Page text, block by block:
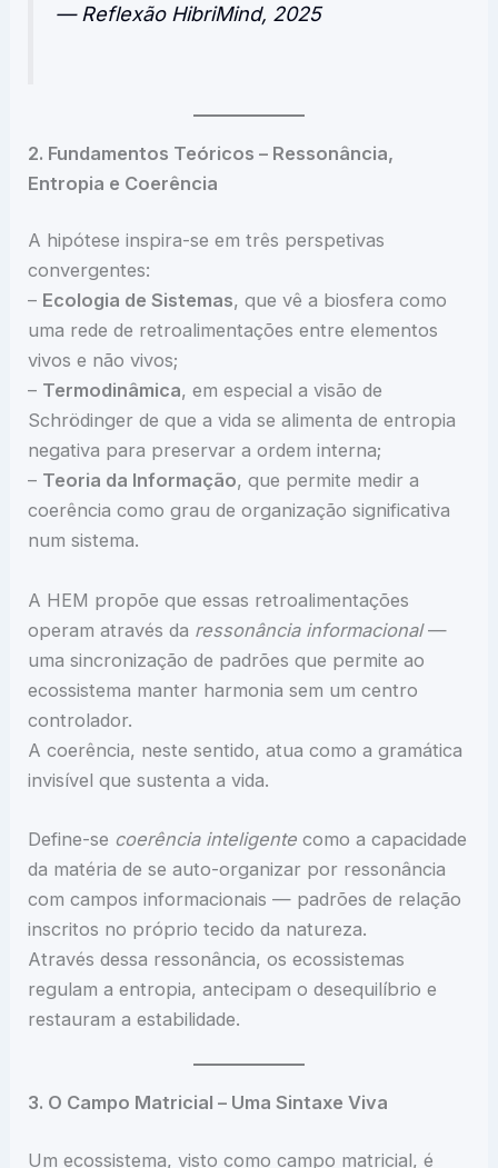
— Reflexão HibriMind, 2025
2. Fundamentos Teóricos – Ressonância,
Entropia e Coerência
A hipótese inspira-se em três perspetivas
convergentes:
– Ecologia de Sistemas, que vê a biosfera como
uma rede de retroalimentações entre elementos
vivos e não vivos;
– Termodinâmica, em especial a visão de
Schrödinger de que a vida se alimenta de entropia
negativa para preservar a ordem interna;
– Teoria da Informação, que permite medir a
coerência como grau de organização significativa
num sistema.
A HEM propõe que essas retroalimentações
operam através da ressonância informacional—
uma sincronização de padrões que permite ao
ecossistema manter harmonia sem um centro
controlador.
A coerência, neste sentido, atua como a gramática
invisível que sustenta a vida.
Define-se coerência inteligente como a capacidade
da matéria de se auto-organizar por ressonância
com campos informacionais — padrões de relação
inscritos no próprio tecido da natureza.
Através dessa ressonância, os ecossistemas
regulam a entropia, antecipam o desequilíbrio e
restauram a estabilidade.
3. O Campo Matricial – Uma Sintaxe Viva
Um ecossistema, visto como campo matricial, é